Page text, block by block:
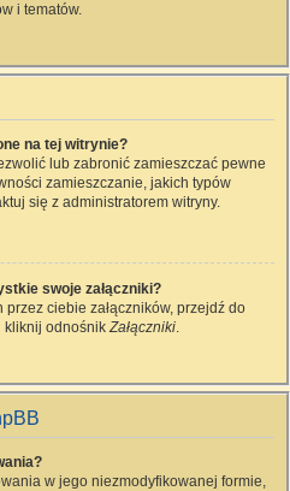
i tematów.
na tej witrynie?
lub zabronić zamieszczać pewne
zamieszczanie, jakich typów
się z administratorem witryny.
swoje załączniki?
ciebie załączników, przejdź do
kliknij odnośnikZałączniki.
w jego niezmodyfikowanej formie,